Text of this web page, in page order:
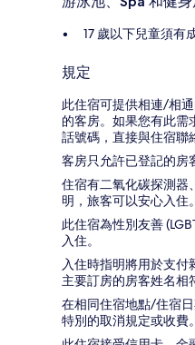
17 歲以下兒童須有
規定
此住宿可提供相連/相
的客房。如果您有此需
話號碼，直接與住宿聯
客房只允許已登記的房
住宿有二氧化碳探測器
明，旅客可以安心入住。
此住宿為性別友善
入住。
入住時指明將用於支
主要訂房的房客姓名相
在相同住宿地點/住宿
特別的取消規定或收費。